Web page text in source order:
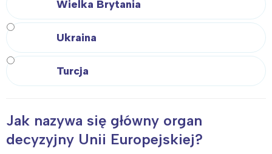
Wielka Brytania
Ukraina
Turcja
Jak nazywa się główny organ
decyzyjny Unii Europejskiej?